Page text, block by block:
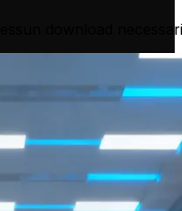
download